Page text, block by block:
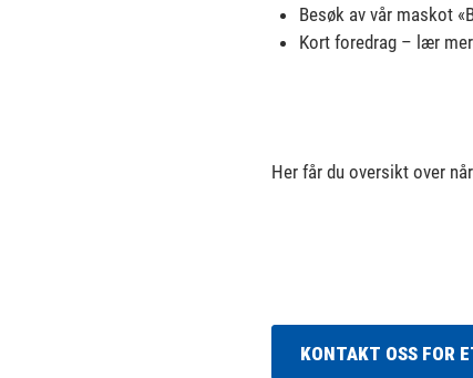
Besøk av vår maskot
Kort foredrag – lær
Her får du oversikt over
KONTAKT OSS FOR